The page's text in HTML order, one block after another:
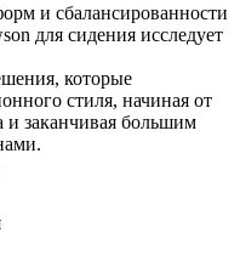
и сбалансированности
для сидения исследует
которые
стиля, начиная от
и заканчивая большим